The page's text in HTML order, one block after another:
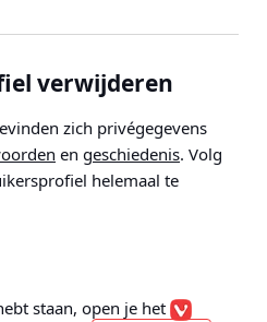
verwijderen
zich privégegevens
en geschiedenis. Volg
helemaal te
staan, open je het